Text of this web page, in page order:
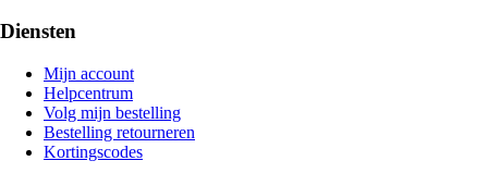
Diensten
Mijn account
Helpcentrum
Volg mijn bestelling
Bestelling retourneren
Kortingscodes